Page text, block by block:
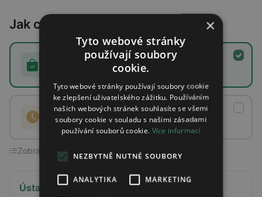
Jak chcete lék získat?
Ihned k vyzvednutí(1)
Rezervujete, vyzvednete v lékárně
Na objednávku(0)
Lékárna lék objedná a připraví
Zobrazeno 1 z 1 lékárny
Ústavní lékárna Masarykovy nemocnice
×
Tyto webové stránky
používají soubory
cookie.
Tyto webové stránky používají soubory cookie
ke zlepšení uživatelského zážitku. Používáním
našich webových stránek souhlasíte se všemi
soubory cookie v souladu s našimi zásadami
používání souborů cookie. Více informací
NEZBYTNĚ NUTNÉ SOUBORY
ANALYTIKA MARKETING